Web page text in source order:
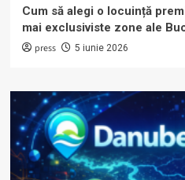
Cum să alegi o locuință
mai exclusiviste zone ale
press 5 iunie 2026